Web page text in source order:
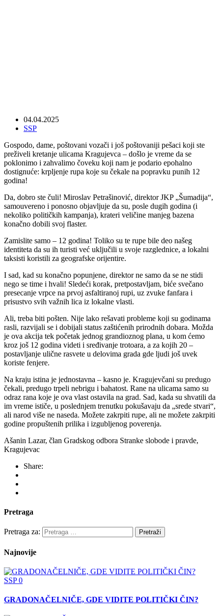
04.04.2025
SSP
Gospodo, dame, poštovani vozači i još poštovaniji pešaci koji ste
preživeli kretanje ulicama Kragujevca – došlo je vreme da se
poklonimo i zahvalimo čoveku koji nam je podario epohalno
dostignuće: krpljenje rupa koje su čekale na popravku punih 12
godina!
Da, dobro ste čuli! Miroslav Petrašinović, direktor JKP „Šumadija“,
samouvereno i ponosno objavljuje da su, posle dugih godina (i
nekoliko političkih kampanja), krateri veličine manjeg bazena
konačno dobili svoj flaster.
Zamislite samo – 12 godina! Toliko su te rupe bile deo našeg
identiteta da su ih turisti već uključili u svoje razglednice, a lokalni
taksisti koristili za geografske orijentire.
I sad, kad su konačno popunjene, direktor ne samo da se ne stidi
nego se time i hvali! Sledeći korak, pretpostavljam, biće svečano
presecanje vrpce na prvoj asfaltiranoj rupi, uz zvuke fanfara i
prisustvo svih važnih lica iz lokalne vlasti.
Ali, treba biti pošten. Nije lako rešavati probleme koji su godinama
rasli, razvijali se i dobijali status zaštićenih prirodnih dobara. Možda
je ova akcija tek početak jednog grandioznog plana, u kom ćemo
kroz još 12 godina videti i sređivanje trotoara, a za kojih 20 –
postavljanje ulične rasvete u delovima grada gde ljudi još uvek
koriste fenjere.
Na kraju istina je jednostavna – kasno je. Kragujevčani su predugo
čekali, predugo trpeli nebrigu i bahatost. Rane na ulicama samo su
odraz rana koje je ova vlast ostavila na grad. Sad, kada su shvatili da
im vreme ističe, u poslednjem trenutku pokušavaju da „srede stvari“,
ali narod više ne naseda. Možete zakrpiti rupe, ali ne možete zakrpiti
godine propuštenih prilika i izgubljenog poverenja.
Ašanin Lazar, član Gradskog odbora Stranke slobode i pravde,
Kragujevac
Share:
Pretraga
Pretraga za:
Najnovije
SSP0
GRADONAČELNIČE, GDE VIDITE POLITIČKI ČIN?